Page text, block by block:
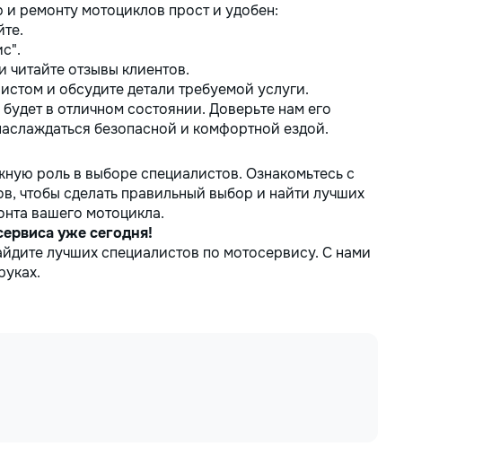
ремонту мотоциклов прост и удобен:
отзывы клиентов.
и обсудите детали требуемой услуги.
в отличном состоянии. Доверьте нам его
безопасной и комфортной ездой.
роль в выборе специалистов. Ознакомьтесь с
чтобы сделать правильный выбор и найти лучших
вашего мотоцикла.
уже сегодня!
лучших специалистов по мотосервису. С нами